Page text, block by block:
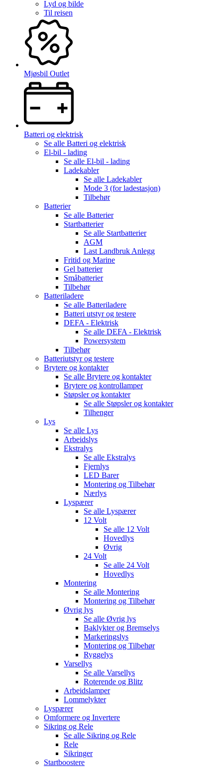
Lyd og bilde
Til reisen
Mjøsbil Outlet
Batteri og elektrisk
Se alle Batteri og elektrisk
El-bil - lading
Se alle El-bil - lading
Ladekabler
Se alle Ladekabler
Mode 3 (for ladestasjon)
Tilbehør
Batterier
Se alle Batterier
Startbatterier
Se alle Startbatterier
AGM
Last Landbruk Anlegg
Fritid og Marine
Gel batterier
Småbatterier
Tilbehør
Batteriladere
Se alle Batteriladere
Batteri utstyr og testere
DEFA - Elektrisk
Se alle DEFA - Elektrisk
Powersystem
Tilbehør
Batteriutstyr og testere
Brytere og kontakter
Se alle Brytere og kontakter
Brytere og kontrollamper
Støpsler og kontakter
Se alle Støpsler og kontakter
Tilhenger
Lys
Se alle Lys
Arbeidslys
Ekstralys
Se alle Ekstralys
Fjernlys
LED Barer
Montering og Tilbehør
Nærlys
Lyspærer
Se alle Lyspærer
12 Volt
Se alle 12 Volt
Hovedlys
Øvrig
24 Volt
Se alle 24 Volt
Hovedlys
Montering
Se alle Montering
Montering og Tilbehør
Øvrig lys
Se alle Øvrig lys
Baklykter og Bremselys
Markeringslys
Montering og Tilbehør
Ryggelys
Varsellys
Se alle Varsellys
Roterende og Blitz
Arbeidslamper
Lommelykter
Lyspærer
Omformere og Invertere
Sikring og Rele
Se alle Sikring og Rele
Rele
Sikringer
Startboostere